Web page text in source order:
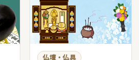
仏壇・仏具